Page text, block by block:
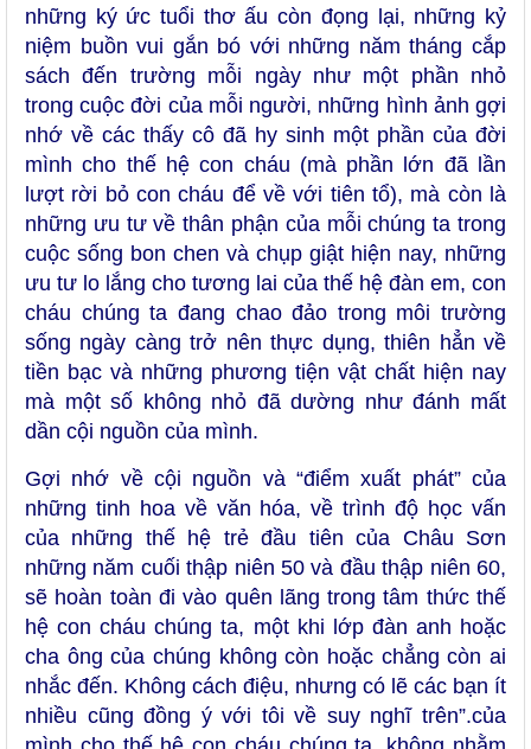
những ký ức tuổi thơ ấu còn đọng lại, những kỷ
niệm buồn vui gắn bó với những năm tháng cắp
sách đến trường mỗi ngày như một phần nhỏ
trong cuộc đời của mỗi người, những hình ảnh gợi
nhớ về các thấy cô đã hy sinh một phần của đời
mình cho thế hệ con cháu (mà phần lớn đã lần
lượt rời bỏ con cháu để về với tiên tổ), mà còn là
những ưu tư về thân phận của mỗi chúng ta trong
cuộc sống bon chen và chụp giật hiện nay, những
ưu tư lo lắng cho tương lai của thế hệ đàn em, con
cháu chúng ta đang chao đảo trong môi trường
sống ngày càng trở nên thực dụng, thiên hẳn về
tiền bạc và những phương tiện vật chất hiện nay
mà một số không nhỏ đã dường như đánh mất
dần cội nguồn của mình.
Gợi nhớ về cội nguồn và “điểm xuất phát” của
những tinh hoa về văn hóa, về trình độ học vấn
của những thế hệ trẻ đầu tiên của Châu Sơn
những năm cuối thập niên 50 và đầu thập niên 60,
sẽ hoàn toàn đi vào quên lãng trong tâm thức thế
hệ con cháu chúng ta, một khi lớp đàn anh hoặc
cha ông của chúng không còn hoặc chẳng còn ai
nhắc đến. Không cách điệu, nhưng có lẽ các bạn ít
nhiều cũng đồng ý với tôi về suy nghĩ trên”.của